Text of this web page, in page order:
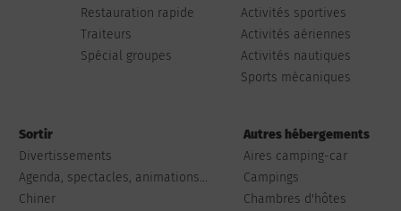
Restauration rapide
Traiteurs
Spécial groupes
Activités sportives
Activités aériennes
Activités nautiques
Sports mécaniques
Sortir
Divertissements
Agenda, spectacles, animations...
Chiner
Autres hébergements
Aires camping-car
Campings
Chambres d'hôtes